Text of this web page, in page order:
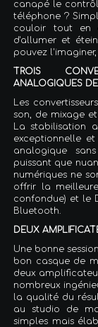
canapé le
téléphone ?
couloir tout en
d'allumer et
pouvez
TROIS
ANALOGIQUES
Les
son, de mixage
La stabilisation
exceptionnelle
analogique
puissant que
numériques ne
offrir la
confondue) et le
Bluetooth.
DEUX
Une bonne
bon casque de
deux
nombreux
la qualité du
au studio de
simples mais